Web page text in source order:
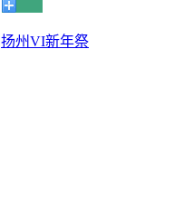
扬州VI新年祭